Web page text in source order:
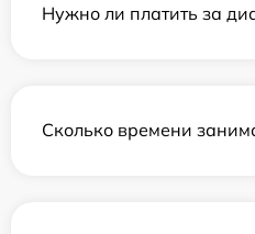
Нужно ли платить за
Сколько времени